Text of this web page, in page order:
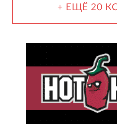
+ ЕЩЁ 20